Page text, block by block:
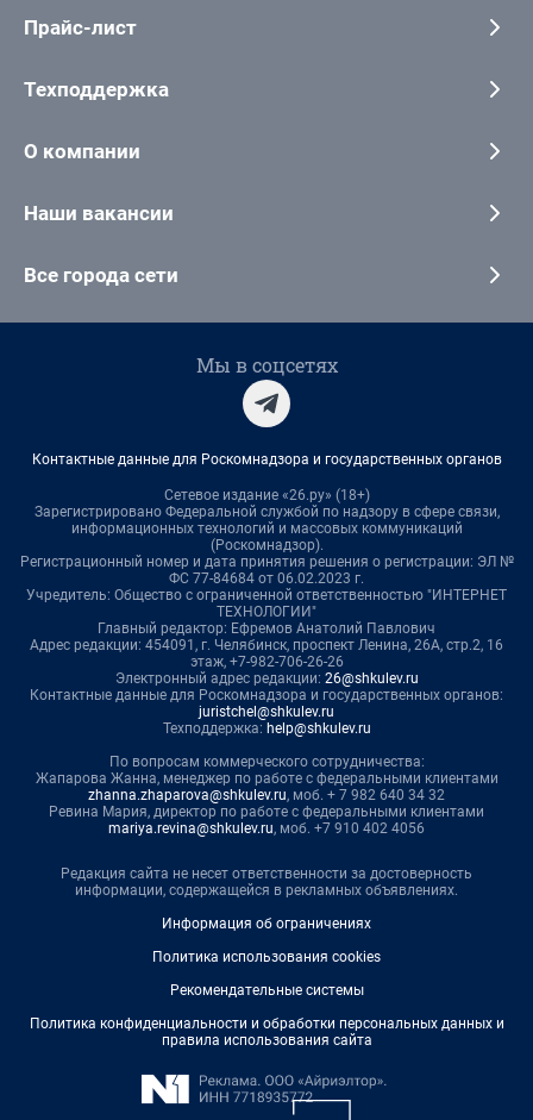
Прайс-лист
Техподдержка
О компании
Наши вакансии
Все города сети
Мы в соцсетях
Контактные данные для Роскомнадзора и государственных органов
Сетевое издание «26.ру» (18+)
Зарегистрировано Федеральной службой по надзору в сфере связи,
информационных технологий и массовых коммуникаций
(Роскомнадзор).
Регистрационный номер и дата принятия решения о регистрации: ЭЛ №
ФС 77-84684 от 06.02.2023 г.
Учредитель: Общество с ограниченной ответственностью "ИНТЕРНЕТ
ТЕХНОЛОГИИ"
Главный редактор: Ефремов Анатолий Павлович
Адрес редакции: 454091, г. Челябинск, проспект Ленина, 26А, стр.2, 16
этаж, +7-982-706-26-26
Электронный адрес редакции: 26@shkulev.ru
Контактные данные для Роскомнадзора и государственных органов:
juristchel@shkulev.ru
Техподдержка: help@shkulev.ru
По вопросам коммерческого сотрудничества:
Жапарова Жанна, менеджер по работе с федеральными клиентами
zhanna.zhaparova@shkulev.ru, моб. + 7 982 640 34 32
Ревина Мария, директор по работе с федеральными клиентами
mariya.revina@shkulev.ru, моб. +7 910 402 4056
Редакция сайта не несет ответственности за достоверность
информации, содержащейся в рекламных объявлениях.
Информация об ограничениях
Политика использования cookies
Рекомендательные системы
Политика конфиденциальности и обработки персональных данных и
правила использования сайта